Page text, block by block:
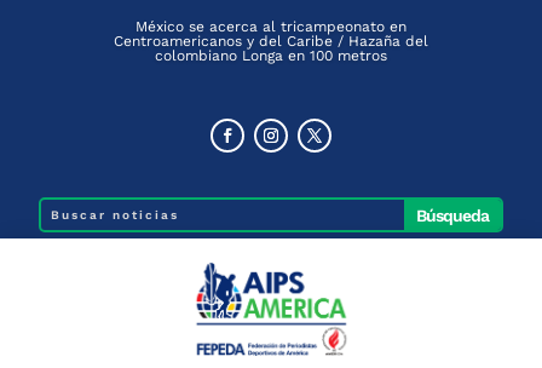
México se acerca al tricampeonato en
Centroamericanos y del Caribe / Hazaña del
colombiano Longa en 100 metros